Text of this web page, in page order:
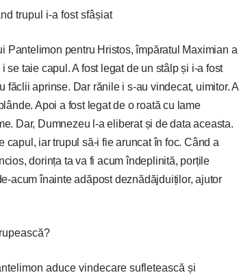
trupul i-a fost sfâșiat
Pantelimon pentru Hristos, împăratul Maximian a
taie capul. A fost legat de un stâlp și i-a fost
făclii aprinse. Dar rănile i s-au vindecat, uimitor. A
Apoi a fost legat de o roată cu lame
Dar, Dumnezeu l-a eliberat și de data aceasta.
iar trupul să-i fie aruncat în foc. Când a
dorința ta va fi acum îndeplinită, porțile
acum înainte adăpost deznădăjduiților, ajutor
aduce vindecare sufletească și